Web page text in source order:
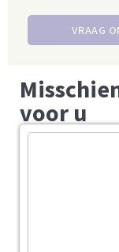
VRAAG
voor u